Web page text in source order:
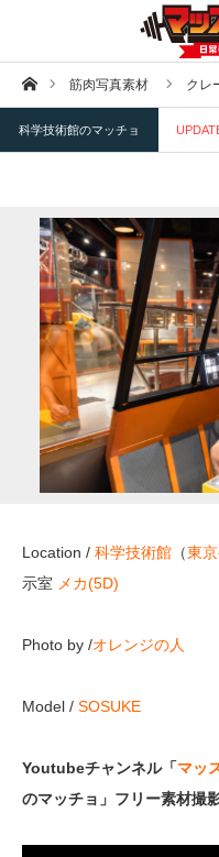
ホーム筋肉写真素材 クレ
科学技術館のマッチョ
Location / 科学技術館 （東
示室 メカ(5D)
Photo by /オレンジの人
Model / SOSUKE
Youtubeチャンネル「マッ
のマッチョ」フリー素材撮